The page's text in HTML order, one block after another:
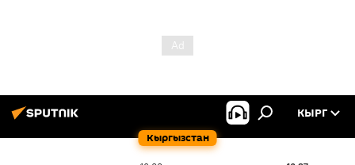
Кыргызстан
КЫРГ